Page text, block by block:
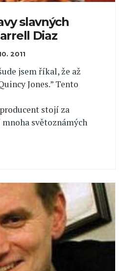
slavných
Diaz
2011
jsem říkal, že až
Jones.” Tento
stojí za
světoznámých